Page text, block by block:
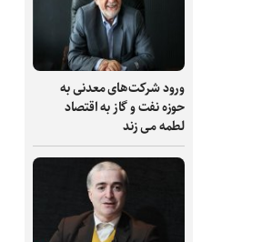
ورود شرکت‌های معدنی به
حوزه نفت و گاز به اقتصاد
لطمه می زند